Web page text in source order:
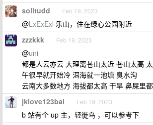
solitudd Feb 19, 2023
@LxExExl 乐山，住在绿心公园附近
zzzkkk Feb 19, 2023
@uni
都是人云亦云 大理离苍山太近 苍山太高
午很早就开始冷 洱海就一池塘 臭水沟
云南大多数地方 海拔都太高 干旱 鼻屎里
jklove123bai Feb 19, 2023
b 站有个 up 主，轻徙鸟 ，可以参考下